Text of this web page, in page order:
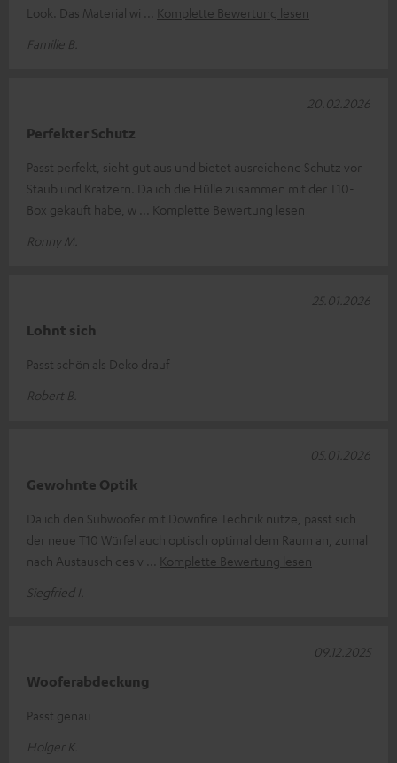
Look. Das Material wi
Komplette Bewertung lesen
Familie B.
Perfekter Schutz
Passt perfekt, sieht gut aus und bietet ausreichend Schutz vor
Staub und Kratzern. Da ich die Hülle zusammen mit der T10-
Box gekauft habe, w
Komplette Bewertung lesen
Ronny M.
20.02.2026
Lohnt sich
Passt schön als Deko drauf
Robert B.
25.01.2026
Gewohnte Optik
Da ich den Subwoofer mit Downfire Technik nutze, passt sich
der neue T10 Würfel auch optisch optimal dem Raum an, zumal
nach Austausch des v
Komplette Bewertung lesen
Siegfried I.
05.01.2026
Wooferabdeckung
Passt genau
Holger K.
09.12.2025